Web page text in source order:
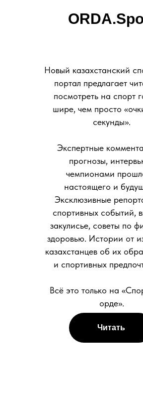
Новый казахстанский
портал предлагает
посмотреть на спорт
шире, чем просто
секунды».
Экспертные
прогнозы,
чемпионами
настоящего и
Эксклюзивные
спортивных событий,
закулисье, советы по
здоровью. Истории от
казахстанцев об их
и спортивных
Всё это только на
орде».
Читать